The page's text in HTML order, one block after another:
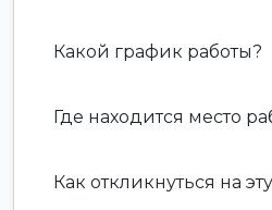
Какой график работы?
Где находится место
Как откликнуться на